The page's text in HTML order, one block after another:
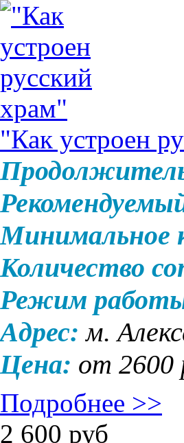
"Как устроен
Минимальное
Количество
Режим
Адрес:м.
Цена: от 2600
Подробнее >>
2 600 руб